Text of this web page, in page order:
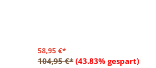
58,95 €*
104,95 €* (43.83% gespart)